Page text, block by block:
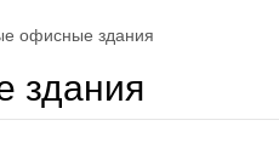
офисные здания
здания